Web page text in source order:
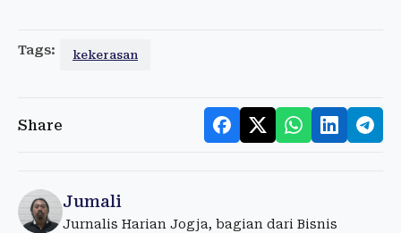
Tags: kekerasan
Share
Jumali
Jurnalis Harian Jogja, bagian dari Bisnis